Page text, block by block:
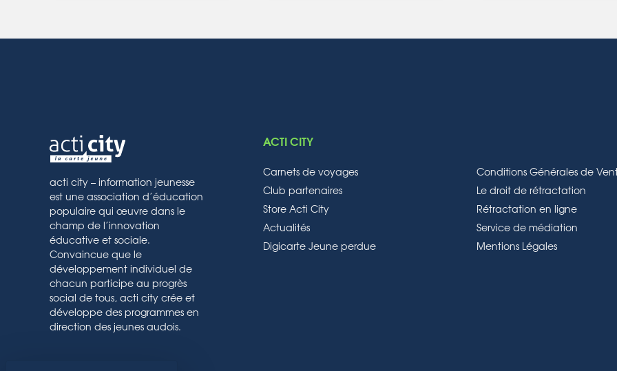
acti city – information jeunesse
est une association d’éducation
populaire qui œuvre dans le
champ de l’innovation
éducative et sociale.
Convaincue que le
développement individuel de
chacun participe au progrès
social de tous, acti city crée et
développe des programmes en
direction des jeunes audois.
ACTI CITY
Carnets de voyages
Club partenaires
Store Acti City
Actualités
Digicarte Jeune perdue
Conditions Générales de
Le droit de rétractation
Rétractation en ligne
Service de médiation
Mentions Légales